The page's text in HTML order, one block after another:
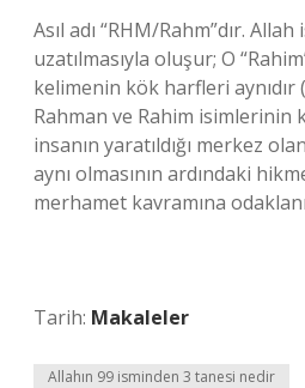
Asıl adı “RHM/Rahm”dır.
uzatılmasıyla oluşur; O
kelimenin kök harfleri aynıdır
Rahman ve Rahim isimlerinin
insanın yaratıldığı merkez
aynı olmasının ardındaki
merhamet kavramına
Tarih: Makaleler
Allahın 99 isminden 3 tanesi nedir